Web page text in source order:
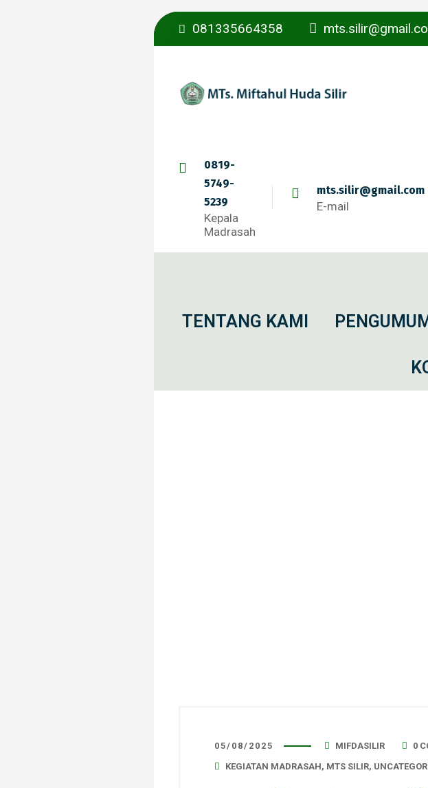
081335664358
0819-
5749-
5239
Kepala
Madrasah
mts.silir@gmail.com
E-mail
TENTANG KAMI
05/08/2025 MIFDASILIR
0
KEGIATAN MADRASAH, MTS SILIR,